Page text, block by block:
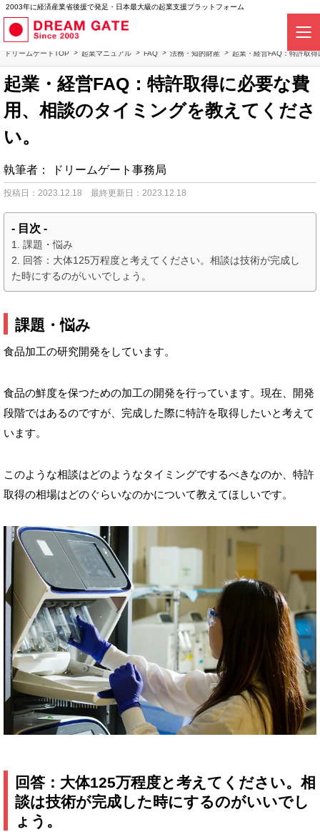
2003年に経済産業省後援で発足・日本最大級の起業支援プラットフォーム
ドリームゲートTOP 起業マニュアル FAQ 法務・知的財産 起業・経営FAQ：特許取
起業・経営FAQ：特許取得に必要な費
用、相談のタイミングを教えてくださ
い。
執筆者： ドリームゲート事務局
投稿日：2023.12.18 最終更新日：2023.12.18
- 目次 -
課題・悩み
回答：大体125万程度と考えてください。相談は技術が完成し
た時にするのがいいでしょう。
課題・悩み
食品加工の研究開発をしています。
食品の鮮度を保つための加工の開発を行っています。現在、開発
段階ではあるのですが、完成した際に特許を取得したいと考えて
います。
このような相談はどのようなタイミングでするべきなのか、特許
取得の相場はどのぐらいなのかについて教えてほしいです。
回答： 大体125万程度と考えてください。相
談は技術が完成した時にするのがいいでし
ょう。